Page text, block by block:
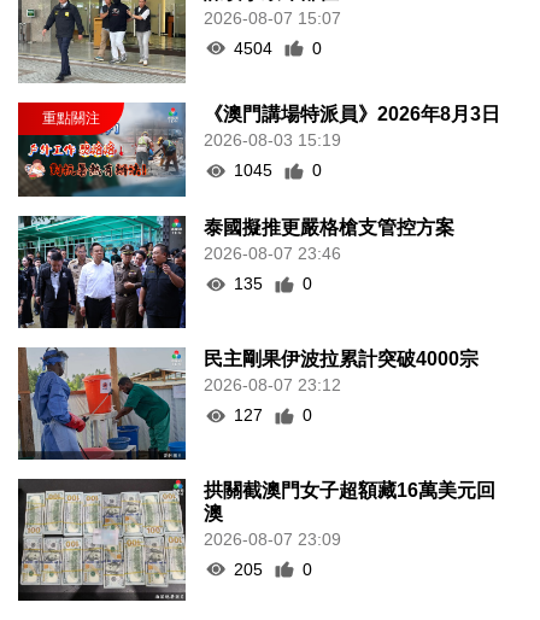
2026-08-07 15:07
4504
0
《澳門講場特派員》2026年8月3日
2026-08-03 15:19
1045
0
泰國擬推更嚴格槍支管控方案
2026-08-07 23:46
135
0
民主剛果伊波拉累計突破4000宗
2026-08-07 23:12
127
0
拱關截澳門女子超額藏16萬美元回
澳
2026-08-07 23:09
205
0